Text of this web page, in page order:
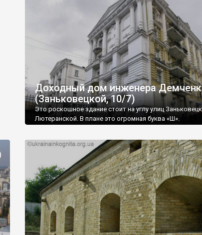
Доходный дом инженера
(Заньковецкой, 10/7)
Это роскошное здание стоит на углу улиц
Лютеранской. В плане это огромная буква «Ш».